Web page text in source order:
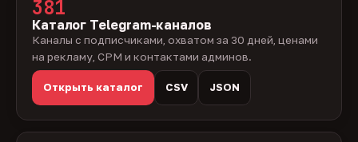
381
Каталог Telegram-каналов
Каналы с подписчиками, охватом за 30 дней, ценами
на рекламу, CPM и контактами админов.
Открыть каталог CSV JSON